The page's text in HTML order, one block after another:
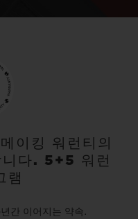
이킹 워런티의
니다. 5+5 워런
램
간 이어지는 약속.